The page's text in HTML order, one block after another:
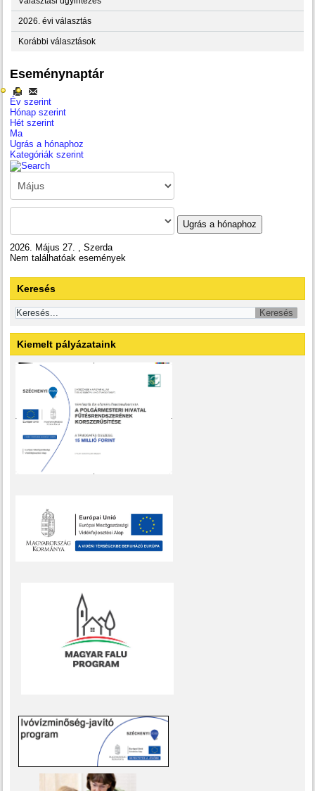
2026. évi választás
Korábbi választások
Eseménynaptár
Év szerint
Hónap szerint
Hét szerint
Ma
Ugrás a hónaphoz
Kategóriák szerint
Ugrás a hónaphoz
2026. Május 27. , Szerda
Nem találhatóak események
Keresés
Kiemelt pályázataink